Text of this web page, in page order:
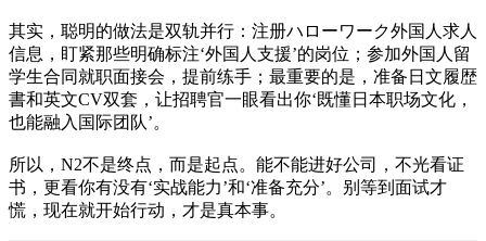
其实，聪明的做法是双轨并行：注册ハローワーク外国人求人
信息，盯紧那些明确标注‘外国人支援’的岗位；参加外国人留
学生合同就职面接会，提前练手；最重要的是，准备日文履歴
書和英文CV双套，让招聘官一眼看出你‘既懂日本职场文化，
也能融入国际团队’。
所以，N2不是终点，而是起点。能不能进好公司，不光看证
书，更看你有没有‘实战能力’和‘准备充分’。别等到面试才
慌，现在就开始行动，才是真本事。